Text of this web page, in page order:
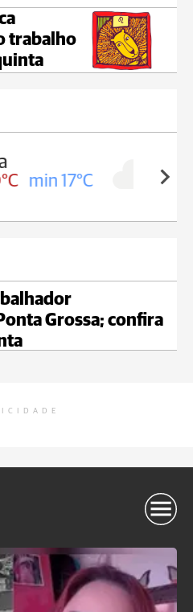
trabalho
16°C min 16°C
Grossa; confira